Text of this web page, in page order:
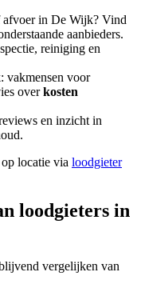
in De Wijk? Vind
aanbieders.
reiniging en
vakmensen voor
overkosten
en inzicht in
locatie via loodgieter
loodgieters in
vergelijken van